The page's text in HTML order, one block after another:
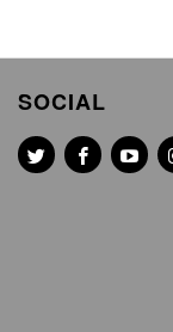
SOCIAL